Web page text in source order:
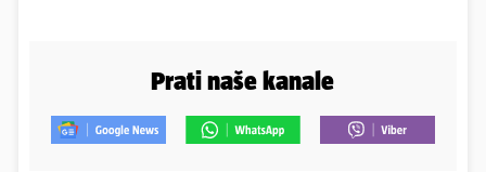
Prati naše kanale